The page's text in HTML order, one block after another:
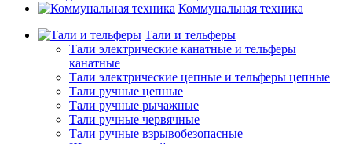
Коммунальная техника
Тали и тельферы
Тали электрические канатные и тельферы
канатные
Тали электрические цепные и тельферы цепные
Тали ручные цепные
Тали ручные рычажные
Тали ручные червячные
Тали ручные взрывобезопасные